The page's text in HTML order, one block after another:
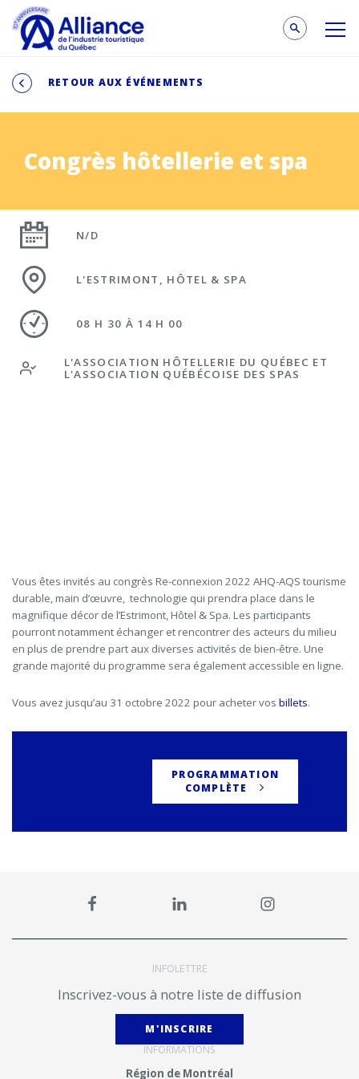
RETOUR AUX ÉVÉNEMENTS
Congrès hôtellerie et spa
N/D
L'ESTRIMONT, HÔTEL & SPA
08 H 30 À 14 H 00
L'ASSOCIATION HÔTELLERIE DU QUÉBEC ET
L'ASSOCIATION QUÉBÉCOISE DES SPAS
Vous êtes invités au congrès Re-connexion 2022 AHQ-AQS tourisme
durable, main d’œuvre, technologie qui prendra place dans le
magnifique décor de l’Estrimont, Hôtel & Spa. Les participants
pourront notamment échanger et rencontrer des acteurs du milieu
en plus de prendre part aux diverses activités de bien-être. Une
grande majorité du programme sera également accessible en ligne.
Vous avez jusqu’au 31 octobre 2022 pour acheter vos billets.
PROGRAMMATION
COMPLÈTE
INFOLETTRE
Inscrivez-vous à notre liste de diffusion
M'INSCRIRE
INFORMATIONS
Région de Montréal